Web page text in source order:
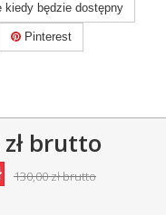
kiedy będzie dostępny
Pinterest
brutto
130,00 złbrutto